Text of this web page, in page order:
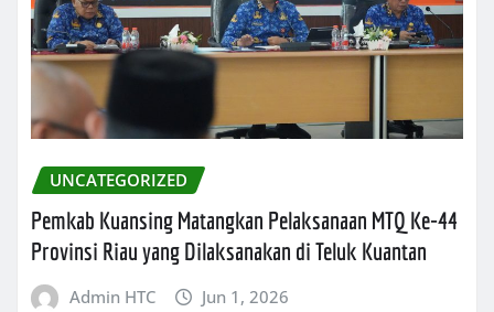
UNCATEGORIZED
Pemkab Kuansing Matangkan Pelaksanaan MTQ Ke-44
Provinsi Riau yang Dilaksanakan di Teluk Kuantan
Admin HTC Jun 1, 2026